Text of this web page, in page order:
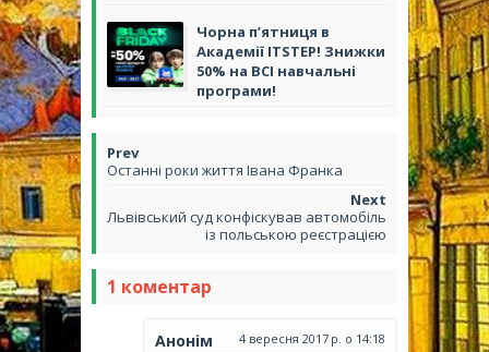
Чорна п’ятниця в
Академії ITSTEP! Знижки
50% на ВСІ навчальні
програми!
Останні роки життя Івана Франка
Львівський суд конфіскував автомобіль
із польською реєстрацією
1 коментар
Анонім 4 вересня 2017 р. о 14:18